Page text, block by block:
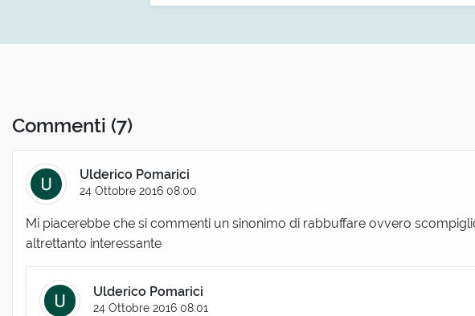
Commenti (7)
Ulderico Pomarici
24 Ottobre 2016 08:00
Mi piacerebbe che si commenti un sinonimo di rabbuffare ovvero
altrettanto interessante
Ulderico Pomarici
24 Ottobre 2016 08:01